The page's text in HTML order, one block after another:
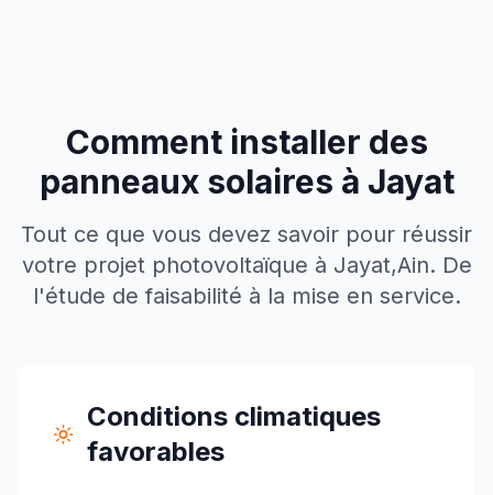
Comment installer des
panneaux solaires à Jayat
Tout ce que vous devez savoir pour réussir
votre projet photovoltaïque à Jayat,Ain. De
l'étude de faisabilité à la mise en service.
Conditions climatiques
favorables